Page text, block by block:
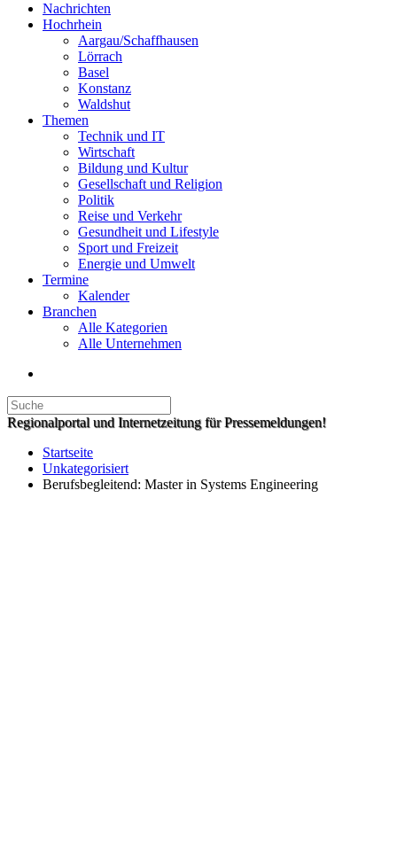
Nachrichten
Hochrhein
Aargau/Schaffhausen
Lörrach
Basel
Konstanz
Waldshut
Themen
Technik und IT
Wirtschaft
Bildung und Kultur
Gesellschaft und Religion
Politik
Reise und Verkehr
Gesundheit und Lifestyle
Sport und Freizeit
Energie und Umwelt
Termine
Kalender
Branchen
Alle Kategorien
Alle Unternehmen
Regionalportal und Internetzeitung für Pressemeldungen!
Startseite
Unkategorisiert
Berufsbegleitend: Master in Systems Engineering